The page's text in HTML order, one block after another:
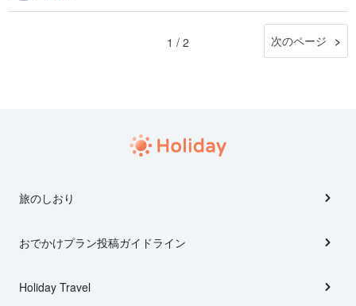
1 / 2 次のページ
旅のしおり
おでかけプラン投稿ガイドライン
Holiday Travel